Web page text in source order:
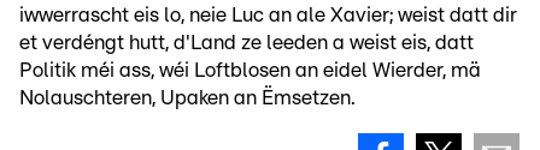
iwwerrascht eis lo, neie Luc an ale Xavier; weist datt dir
et verdéngt hutt, d'Land ze leeden a weist eis, datt
Politik méi ass, wéi Loftblosen an eidel Wierder, mä
Nolauschteren, Upaken an Ëmsetzen.